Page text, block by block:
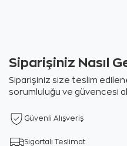
Siparişiniz Nasıl
Siparişiniz size teslim
sorumluluğu ve güvencesi
Güvenli Alışveriş
Sigortalı Teslimat